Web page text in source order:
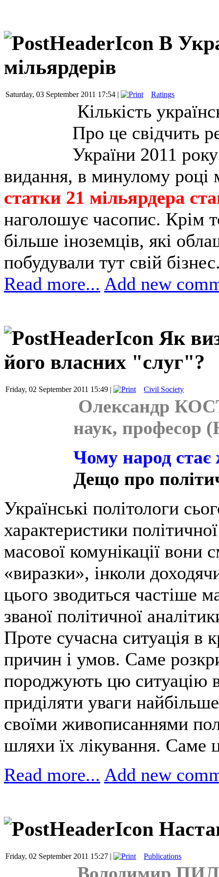
В
мільярдерів
Saturday, 03 September 2011 17:54 | Ratings
Кількість
Про це свідчить
України 2011
видання, в минулому році
статки 21 мільярдера
наголошує часопис. Крім
більше іноземців, які
побудували тут свій
Read more... Add new
Як
його власних "слуг"?
Friday, 02 September 2011 15:49 | Civil Society
Олександр
наук,
Чому народ стає
Дещо про
Українські політологи
характеристики
масової комунікації вони
«виразки», інколи
цього зводиться частіше
званої політичної
Проте сучасна ситуація в
причин і умов. Саме
породжують цю ситуацію в
приділяти уваги
своїми живописаннями
шляхи їх лікування. Саме
Read more... Add new
Friday, 02 September 2011 15:27 | Publications